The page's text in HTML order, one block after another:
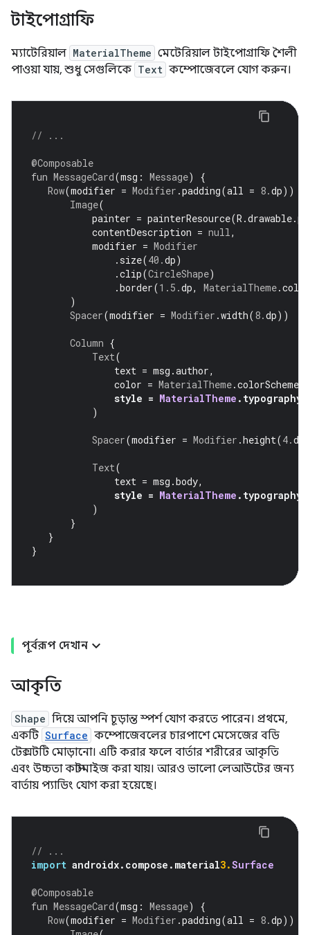
টাইপোগ্রাফি
ম্যাটেরিয়াল MaterialTheme মেটেরিয়াল টাইপোগ্রাফি শৈলী
পাওয়া যায়, শুধু সেগুলিকে Text কম্পোজেবলে যোগ করুন।
// ...
@Composable
fun MessageCard(msg : Message)
{
Row(modifier = Modifier .padding(all = 8.dp))
Image(
painter = painterResource(R .drawable.
contentDescription = null,
modifier = Modifier
. size(40.dp)
.clip(CircleShape)
.border(1.5.dp, MaterialTheme.
)
Spacer(modifier = Modifier .width(8.dp))
Column {
Text(
text = msg .author,
color = MaterialTheme.colorScheme
style = MaterialTheme . typography
)
Spacer(modifier = Modifier .height(4.dp
Text(
text = msg .body,
style = MaterialTheme . typography
)
}
}
}
পূর্বরূপ দেখান
আকৃতি
Shape দিয়ে আপনি চূড়ান্ত স্পর্শ যোগ করতে পারেন। প্রথমে,
একটি Surface কম্পোজেবলের চারপাশে মেসেজের বডি
টেক্সটটি মোড়ানো। এটি করার ফলে বার্তার শরীরের আকৃতি
এবং উচ্চতা কাস্টমাইজ করা যায়। আরও ভালো লেআউটের জন্য
বার্তায় প্যাডিং যোগ করা হয়েছে।
// ...
import androidx. compose . material3.Surface
@Composable
fun MessageCard(msg : Message)
{
Row(modifier = Modifier .padding(all = 8.dp))